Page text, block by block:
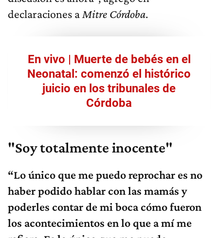
declaraciones a Mitre Córdoba.
En vivo | Muerte de bebés en el
Neonatal: comenzó el histórico
juicio en los tribunales de
Córdoba
"Soy totalmente inocente"
“Lo único que me puedo reprochar es no
haber podido hablar con las mamás y
poderles contar de mi boca cómo fueron
los acontecimientos en lo que a mí me